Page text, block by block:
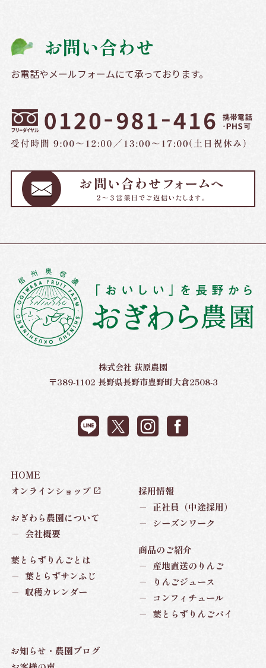
お問い合わせ
お電話やメールフォームにて承っております。
株式会社 荻原農園
〒389-1102 長野県長野市豊野町大倉2508-3
HOME
オンラインショップ
おぎわら農園について
－ 会社概要
葉とらずりんごとは
－ 葉とらずサンふじ
－ 収穫カレンダー
採用情報
－ 正社員（中途採用）
－
シーズンワーク
商品のご紹介
－
産地直送のりんご
－
りんごジュース
－
コンフィチュール
－ 葉とらずりんごパイ
お知らせ・農園ブログ